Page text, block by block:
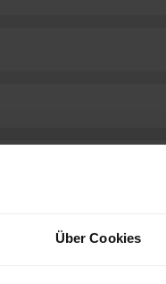
Über Cookies